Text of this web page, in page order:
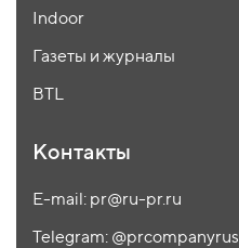
Indoor
Газеты и журналы
BTL
Контакты
E-mail: pr@ru-pr.ru
Telegram: @prcompanyrus